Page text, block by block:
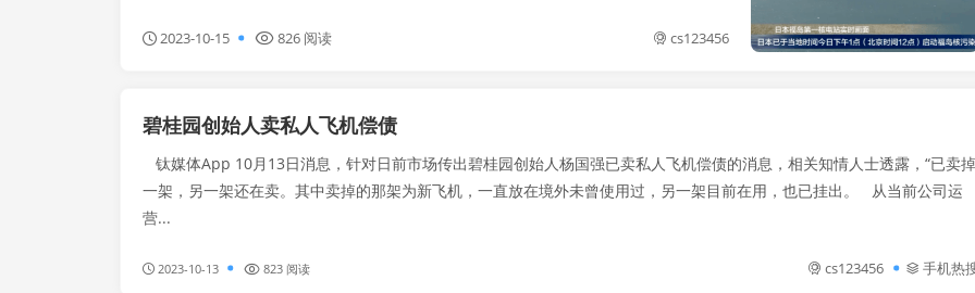
2023-10-15 826 阅读 cs123456
碧桂园创始人卖私人飞机偿债
钛媒体App 10月13日消息，针对日前市场传出碧桂园创始人杨国强已卖私人飞机偿债的消息，相关知情人士透露，“已卖掉
一架，另一架还在卖。其中卖掉的那架为新飞机，一直放在境外未曾使用过，另一架目前在用，也已挂出。 从当前公司运
营...
2023-10-13 823 阅读 cs123456 手机热